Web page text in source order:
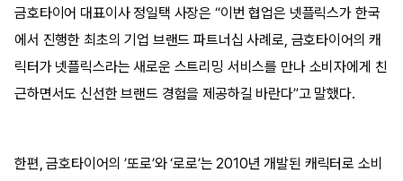
금호타이어 대표이사 정일택 사장은 “이번 협업은 넷플릭스가 한국
에서 진행한 최초의 기업 브랜드 파트너십 사례로, 금호타이어의 캐
릭터가 넷플릭스라는 새로운 스트리밍 서비스를 만나 소비자에게 친
근하면서도 신선한 브랜드 경험을 제공하길 바란다”고 말했다.
한편, 금호타이어의 ’또로’와 ‘로로’는 2010년 개발된 캐릭터로 소비